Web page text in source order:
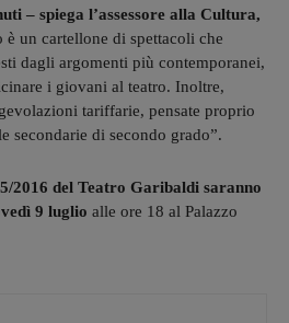
– spiega l’assessore alla Cultura,
è un cartellone di spettacoli che
dagli argomenti più contemporanei,
i giovani al teatro. Inoltre,
tariffarie, pensate proprio
secondarie di secondo grado”.
2016 del Teatro Garibaldi saranno
9 luglio alle ore 18 al Palazzo